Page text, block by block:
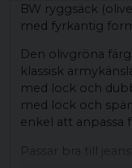
BW ryggsäck
med fyrkantig
Den olivgröna
klassisk
med lock och
med lock och
enkel att anpassa
Passar bra till